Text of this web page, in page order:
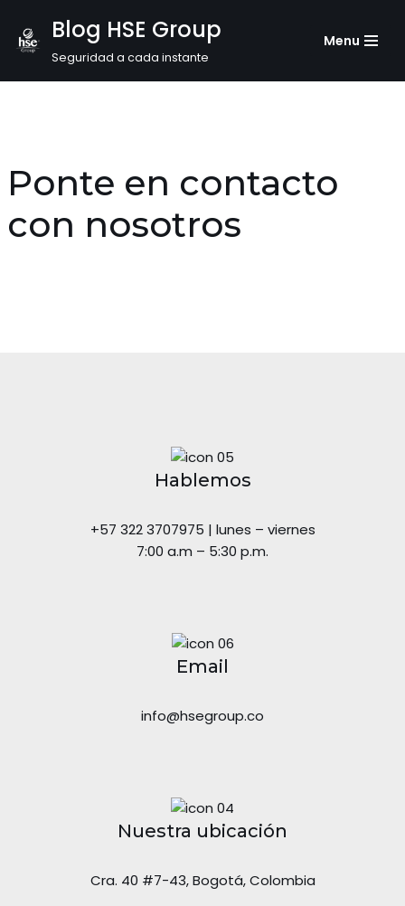
Saltar
Blog HSE Group
Seguridad a cada instante
Menu
Ponte en contacto
con nosotros
Hablemos
+57 322 3707975 | lunes – viernes
7:00 a.m – 5:30 p.m.
Email
info@hsegroup.co
Nuestra ubicación
Cra. 40 #7-43, Bogotá, Colombia